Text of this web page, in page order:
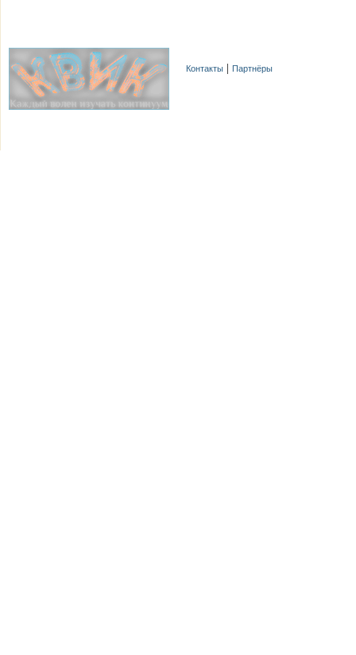
Контакты Партнёры